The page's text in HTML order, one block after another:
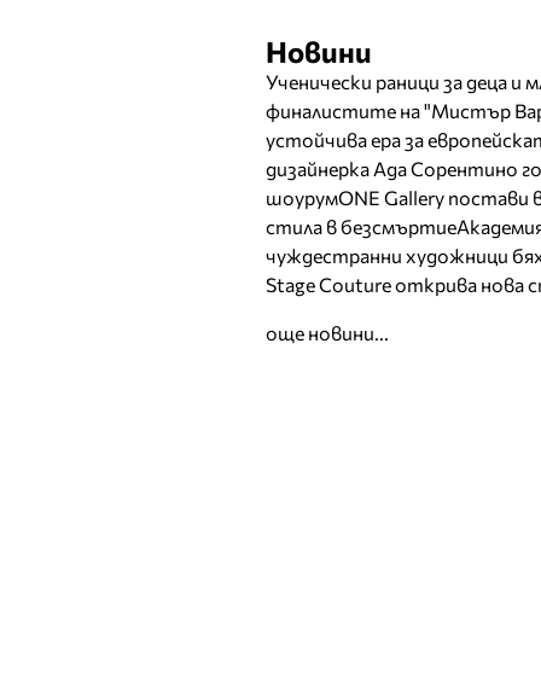
Новини
Ученически раници за деца и
финалистите на "Мистър
устойчива ера за
дизайнерка Ада Сорентино
шоурумONE Gallery
стила в безсмъртие
чуждестранни художници
Stage Couture открива нова
още новини...